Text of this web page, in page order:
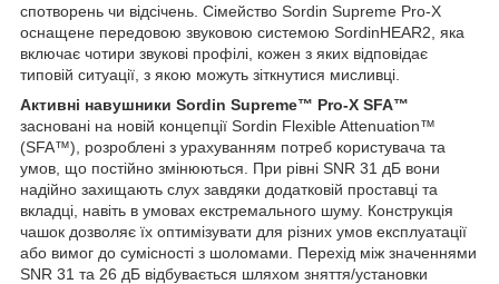
спотворень чи відсічень. Сімейство Sordin Supreme Pro-X
оснащене передовою звуковою системою SordinHEAR2, яка
включає чотири звукові профілі, кожен з яких відповідає
типовій ситуації, з якою можуть зіткнутися мисливці.
Активні навушники Sordin Supreme™ Pro-X SFA™
засновані на новій концепції Sordin Flexible Attenuation™
(SFA™), розроблені з урахуванням потреб користувача та
умов, що постійно змінюються. При рівні SNR 31 дБ вони
надійно захищають слух завдяки додатковій проставці та
вкладці, навіть в умовах екстремального шуму. Конструкція
чашок дозволяє їх оптимізувати для різних умов експлуатації
або вимог до сумісності з шоломами. Перехід між значеннями
SNR 31 та 26 дБ відбувається шляхом зняття/установки